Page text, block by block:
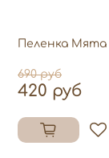
Пеленка Мята
690 руб
420 руб